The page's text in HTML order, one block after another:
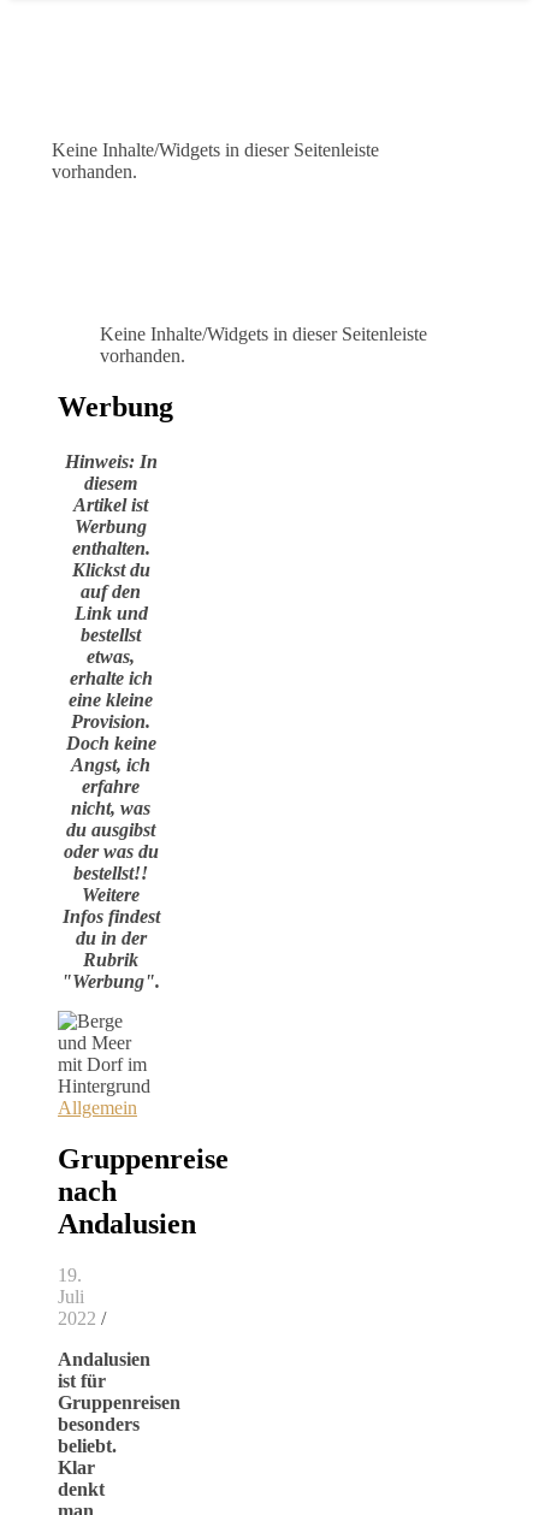
Keine Inhalte/Widgets in dieser Seitenleiste
vorhanden.
Keine Inhalte/Widgets in dieser Seitenleiste
vorhanden.
Werbung
Hinweis: In
diesem
Artikel ist
Werbung
enthalten.
Klickst du
auf den
Link und
bestellst
etwas,
erhalte ich
eine kleine
Provision.
Doch keine
Angst, ich
erfahre
nicht, was
du ausgibst
oder was du
bestellst!!
Weitere
Infos findest
du in der
Rubrik
"Werbung".
Allgemein
Gruppenreise
nach
Andalusien
19.
Juli
2022 /
Andalusien
ist für
Gruppenreisen
besonders
beliebt.
Klar
denkt
man